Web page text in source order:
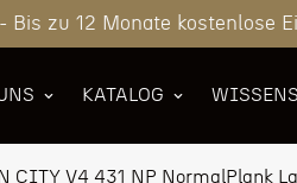
Bis zu 12 Monate kostenlose
KATALOG
CITY V4 431 NP NormalPlank